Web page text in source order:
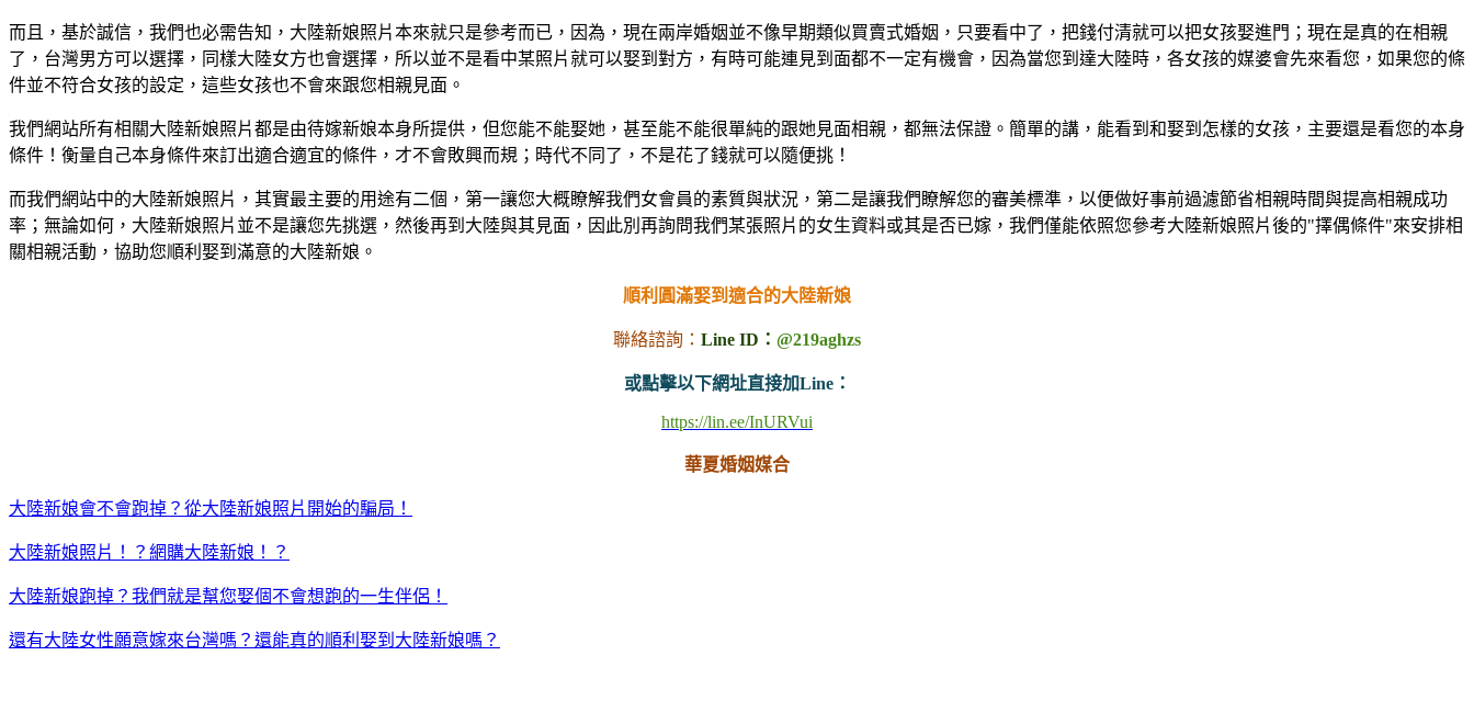
而且，基於誠信，我們也必需告知，大陸新娘照片本來就只是參考而已，因為，現在兩岸婚姻並不像早期類似買賣式婚姻，只要看中了，把錢付清就可以把女孩娶進門；現在是真的在相親
了，台灣男方可以選擇，同樣大陸女方也會選擇，所以並不是看中某照片就可以娶到對方，有時可能連見到面都不一定有機會，因為當您到達大陸時，各女孩的媒婆會先來看您，如果您的條
件並不符合女孩的設定，這些女孩也不會來跟您相親見面。
我們網站所有相關大陸新娘照片都是由待嫁新娘本身所提供，但您能不能娶她，甚至能不能很單純的跟她見面相親，都無法保證。簡單的講，能看到和娶到怎樣的女孩，主要還是看您的本身
條件！衡量自己本身條件來訂出適合適宜的條件，才不會敗興而規；時代不同了，不是花了錢就可以隨便挑！
而我們網站中的大陸新娘照片，其實最主要的用途有二個，第一讓您大概瞭解我們女會員的素質與狀況，第二是讓我們瞭解您的審美標準，以便做好事前過濾節省相親時間與提高相親成功
率；無論如何，大陸新娘照片並不是讓您先挑選，然後再到大陸與其見面，因此別再詢問我們某張照片的女生資料或其是否已嫁，我們僅能依照您參考大陸新娘照片後的"擇偶條件"來安排相
關相親活動，協助您順利娶到滿意的大陸新娘。
順利圓滿娶到適合的大陸新娘
聯絡諮詢： Line ID： @219aghzs
或點擊以下網址直接加Line：
https://lin.ee/InURVui
華夏婚姻媒合
大陸新娘會不會跑掉？從大陸新娘照片開始的騙局！
大陸新娘照片！？網購大陸新娘！？
大陸新娘跑掉？我們就是幫您娶個不會想跑的一生伴侶！
還有大陸女性願意嫁來台灣嗎？還能真的順利娶到大陸新娘嗎？